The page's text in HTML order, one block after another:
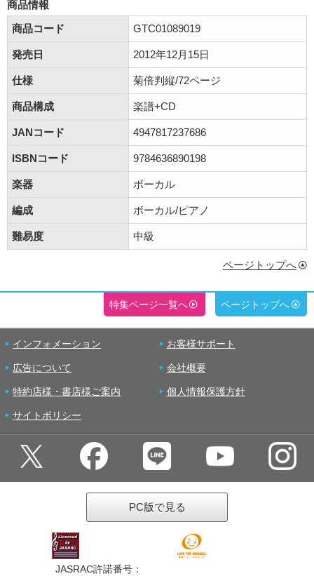
商品情報
商品コード
GTC01089019
発売日 2012年12月15日
仕様 菊倍判縦/72ページ
商品構成 楽譜+CD
JANコード 4947817237686
ISBNコード 9784636890198
楽器 ボーカル
編成 ボーカル/ピアノ
難易度 中級
ページトップへ
特集ページ一覧へ ページトップへ
インフォメーション お客様サポート
広告について 会社概要
特約店様・書店様ご案内 個人情報保護方針
サイトポリシー
PC版で見る
JASRAC許諾番号：